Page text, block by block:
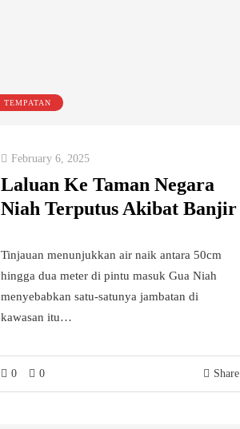
TEMPATAN
February 6, 2025
Laluan Ke Taman Negara
Niah Terputus Akibat Banjir
Tinjauan menunjukkan air naik antara 50cm
hingga dua meter di pintu masuk Gua Niah
menyebabkan satu-satunya jambatan di
kawasan itu…
0 0 Share